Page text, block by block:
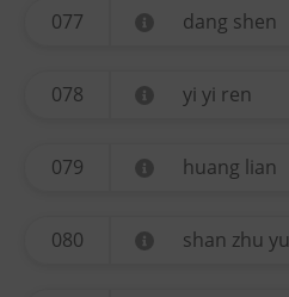
077 dang shen
078 yi yi ren
079 huang lian
080 shan zhu yu